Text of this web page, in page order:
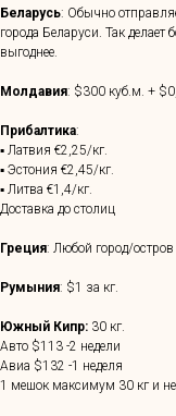
Беларусь: Обычно
города Беларуси. Так
выгоднее.
Молдавия: $300 куб.м. +
Прибалтика:
▪ Латвия €2,25/кг.
▪ Эстония €2,45/кг.
▪ Литва €1,4/кг.
Доставка до столиц
Греция: Любой город/
Румыния: $1 за кг.
Южный Кипр: 30 кг.
Авто $113 -2 недели
Авиа $132 -1 неделя
1 мешок максимум 30 кг и